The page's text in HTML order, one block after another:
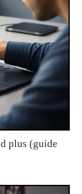
plus (guide